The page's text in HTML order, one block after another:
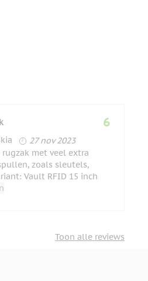
27 november 2023
27 nov 2023
6
met veel extra
zoals sleutels,
Vault RFID 15 inch
Toon alle reviews